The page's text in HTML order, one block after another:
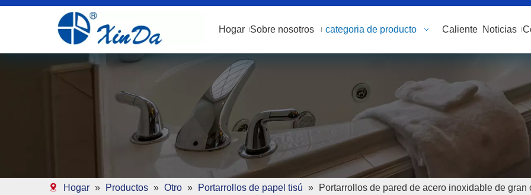
Hogar Sobre nosotros categoria de producto Caliente Noticias
Hogar » Productos » Otro » Portarrollos de papel tisú » Portarrollos de pared de acero inoxidable de gran